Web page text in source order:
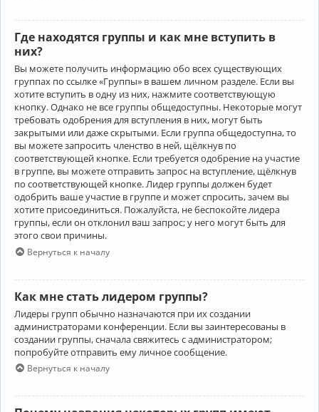
Где находятся группы и как мне вступить в
них?
Вы можете получить информацию обо всех существующих
группах по ссылке «Группы» в вашем личном разделе. Если вы
хотите вступить в одну из них, нажмите соответствующую
кнопку. Однако не все группы общедоступны. Некоторые могут
требовать одобрения для вступления в них, могут быть
закрытыми или даже скрытыми. Если группа общедоступна, то
вы можете запросить членство в ней, щёлкнув по
соответствующей кнопке. Если требуется одобрение на участие
в группе, вы можете отправить запрос на вступление, щёлкнув
по соответствующей кнопке. Лидер группы должен будет
одобрить ваше участие в группе и может спросить, зачем вы
хотите присоединиться. Пожалуйста, не беспокойте лидера
группы, если он отклонил ваш запрос; у него могут быть для
этого свои причины.
Вернуться к началу
Как мне стать лидером группы?
Лидеры групп обычно назначаются при их создании
администраторами конференции. Если вы заинтересованы в
создании группы, сначала свяжитесь с администратором;
попробуйте отправить ему личное сообщение.
Вернуться к началу